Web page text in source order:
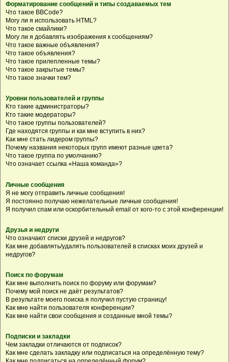
Форматирование сообщений и типы создаваемых тем
Что такое BBCode?
Могу ли я использовать HTML?
Что такое смайлики?
Могу ли я добавлять изображения к сообщениям?
Что такое важные объявления?
Что такое объявления?
Что такое прилепленные темы?
Что такое закрытые темы?
Что такое значки тем?
Уровни пользователей и группы
Кто такие администраторы?
Кто такие модераторы?
Что такое группы пользователей?
Где находятся группы и как мне вступить в них?
Как мне стать лидером группы?
Почему названия некоторых групп имеют разные цвета?
Что такое группа по умолчанию?
Что означает ссылка «Наша команда»?
Личные сообщения
Я не могу отправить личные сообщения!
Я постоянно получаю нежелательные личные сообщения!
Я получил спам или оскорбительный email от кого-то с этой конференции!
Друзья и недруги
Что означают списки друзей и недругов?
Как мне добавлять/удалять пользователей в списках моих друзей и
недругов?
Поиск по форумам
Как мне выполнить поиск по форуму или форумам?
Почему мой поиск не даёт результатов?
В результате моего поиска я получил пустую страницу!
Как мне найти пользователя конференции?
Как мне найти свои сообщения и созданные мной темы?
Подписки и закладки
Чем закладки отличаются от подписок?
Как мне сделать закладку или подписаться на определённую тему?